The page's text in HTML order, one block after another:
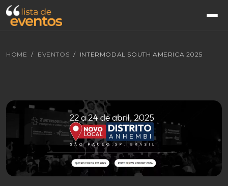
HOME EVENTOS INTERMODAL SOUTH AMERICA 2025